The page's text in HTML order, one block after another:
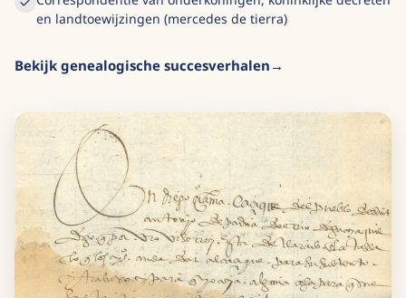
en landtoewijzingen (mercedes de tierra)
Bekijk genealogische succesverhalen